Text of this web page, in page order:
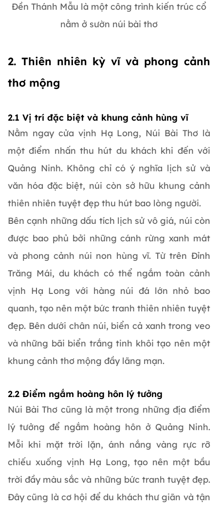
Đền Thánh Mẫu là một công trình kiến trúc cổ
nằm ở sườn núi bài thơ
2. Thiên nhiên kỳ vĩ và phong cảnh
thơ mộng
2.1 Vị trí đặc biệt và khung cảnh hùng vĩ
Nằm ngay cửa vịnh Hạ Long, Núi Bài Thơ là
một điểm nhấn thu hút du khách khi đến với
Quảng Ninh. Không chỉ có ý nghĩa lịch sử và
văn hóa đặc biệt, núi còn sở hữu khung cảnh
thiên nhiên tuyệt đẹp thu hút bao lòng người.
Bên cạnh những dấu tích lịch sử vô giá, núi còn
được bao phủ bởi những cánh rừng xanh mát
và phong cảnh núi non hùng vĩ. Từ trên Đỉnh
Trăng Mái, du khách có thể ngắm toàn cảnh
vịnh Hạ Long với hàng núi đá lớn nhỏ bao
quanh, tạo nên một bức tranh thiên nhiên tuyệt
đẹp. Bên dưới chân núi, biển cả xanh trong veo
và những bãi biển trắng tinh khôi tạo nên một
khung cảnh thơ mộng đầy lãng mạn.
2.2 Điểm ngắm hoàng hôn lý tưởng
Núi Bài Thơ cũng là một trong những địa điểm
lý tưởng để ngắm hoàng hôn ở Quảng Ninh.
Mỗi khi mặt trời lặn, ánh nắng vàng rực rỡ
chiếu xuống vịnh Hạ Long, tạo nên một bầu
trời đầy màu sắc và những bức tranh tuyệt đẹp.
Đây cũng là cơ hội để du khách thư giãn và tận